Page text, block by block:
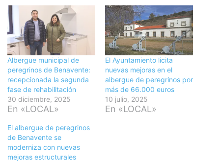
Albergue municipal de
peregrinos de Benavente:
recepcionada la segunda
fase de rehabilitación
30 diciembre, 2025
En «LOCAL»
El Ayuntamiento licita
nuevas mejoras en el
albergue de peregrinos por
más de 66.000 euros
10 julio, 2025
En «LOCAL»
El albergue de peregrinos
de Benavente se
moderniza con nuevas
mejoras estructurales